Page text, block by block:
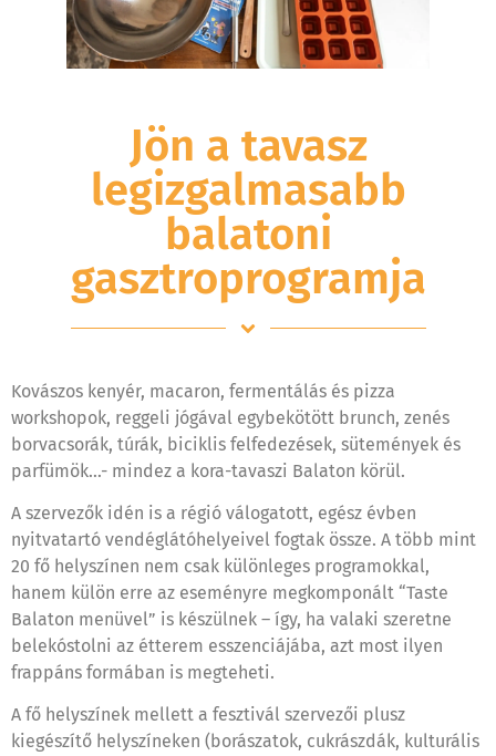
Jön a tavasz
legizgalmasabb
balatoni
gasztroprogramja
Kovászos kenyér, macaron, fermentálás és pizza
workshopok, reggeli jógával egybekötött brunch, zenés
borvacsorák, túrák, biciklis felfedezések, sütemények és
parfümök…- mindez a kora-tavaszi Balaton körül.
A szervezők idén is a régió válogatott, egész évben
nyitvatartó vendéglátóhelyeivel fogtak össze. A több mint
20 fő helyszínen nem csak különleges programokkal,
hanem külön erre az eseményre megkomponált “Taste
Balaton menüvel” is készülnek – így, ha valaki szeretne
belekóstolni az étterem esszenciájába, azt most ilyen
frappáns formában is megteheti.
A fő helyszínek mellett a fesztivál szervezői plusz
kiegészítő helyszíneken (borászatok, cukrászdák, kulturális